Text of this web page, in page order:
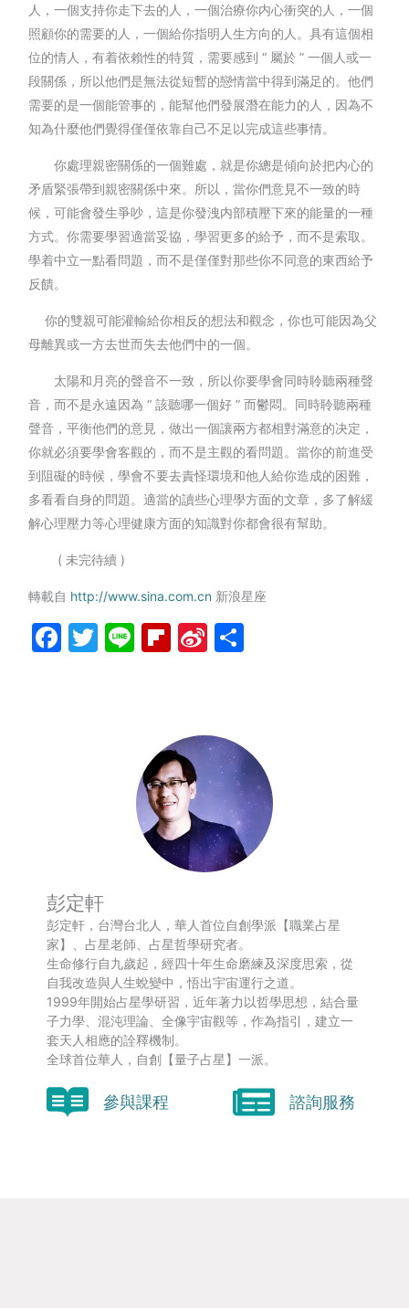
人，一個支持你走下去的人，一個治療你内心衝突的人，一個
照顧你的需要的人，一個給你指明人生方向的人。具有這個相
位的情人，有着依賴性的特質，需要感到 “ 屬於 ” 一個人或一
段關係，所以他們是無法從短暫的戀情當中得到滿足的。他們
需要的是一個能管事的，能幫他們發展潛在能力的人，因為不
知為什麼他們覺得僅僅依靠自己不足以完成這些事情。
你處理親密關係的一個難處，就是你總是傾向於把内心的
矛盾緊張帶到親密關係中來。所以，當你們意見不一致的時
候，可能會發生爭吵，這是你發洩内部積壓下來的能量的一種
方式。你需要學習適當妥協，學習更多的給予，而不是索取。
學着中立一點看問題，而不是僅僅對那些你不同意的東西給予
反饋。
你的雙親可能灌輸給你相反的想法和觀念，你也可能因為父
母離異或一方去世而失去他們中的一個。
太陽和月亮的聲音不一致，所以你要學會同時聆聽兩種聲
音，而不是永遠因為 “ 該聽哪一個好 ” 而鬱悶。同時聆聽兩種
聲音，平衡他們的意見，做出一個讓兩方都相對滿意的决定，
你就必須要學會客觀的，而不是主觀的看問題。當你的前進受
到阻礙的時候，學會不要去責怪環境和他人給你造成的困難，
多看看自身的問題。適當的讀些心理學方面的文章，多了解緩
解心理壓力等心理健康方面的知識對你都會很有幫助。
( 未完待續 )
轉載自 http://www.sina.com.cn 新浪星座
Facebook
Twitter
LineFlipboard
Sina
彭定軒
彭定軒，台灣台北人，華人首位自創學派【職業占星
家】、占星老師、占星哲學研究者。
生命修行自九歲起，經四十年生命磨練及深度思索，從
自我改造與人生蛻變中，悟出宇宙運行之道。
1999年開始占星學研習，近年著力以哲學思想，結合量
子力學、混沌理論、全像宇宙觀等，作為指引，建立一
套天人相應的詮釋機制。
全球首位華人，自創【量子占星】一派。
參與課程 諮詢服務